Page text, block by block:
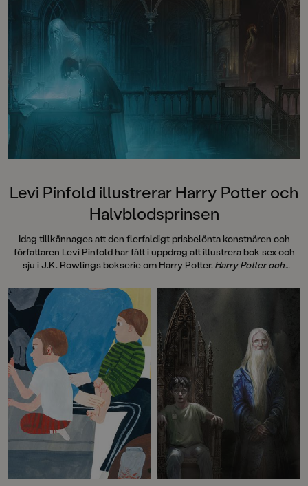
Levi Pinfold illustrerar Harry Potter och
Halvblodsprinsen
Idag tillkännages att den flerfaldigt prisbelönta konstnären och
författaren Levi Pinfold har fått i uppdrag att illustrera bok sex och
sju i J.K. Rowlings bokserie om Harry Potter.Harry Potter och
oktober 2026.